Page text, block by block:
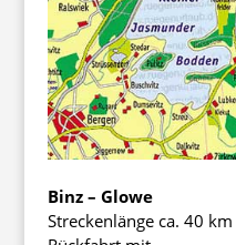
Binz – Glowe
Streckenlänge ca. 40 km